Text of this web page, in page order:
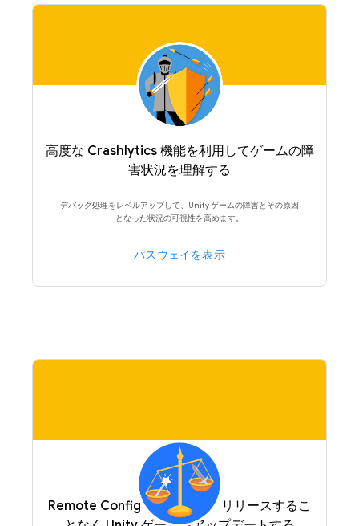
高度な Crashlytics 機能を利用してゲームの障
害状況を理解する
デバッグ処理をレベルアップして、Unity ゲームの障害とその原因
となった状況の可視性を高めます。
パスウェイを表示
Remote Config を使用して、リリースするこ